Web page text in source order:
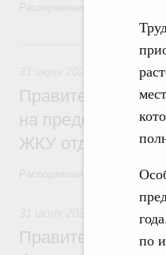
по
Правительство
на
ЖКУ отдельным
Распоряжение от 30 июля
Бюджеты
Правительство